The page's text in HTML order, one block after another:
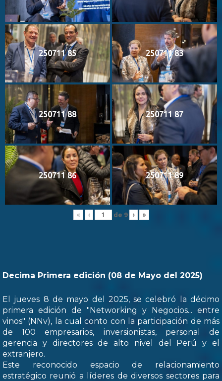
250711 85 250711 83
250711 88 250711 87
250711 86 250711 89
« ‹ de 9 › »
Decima Primera edición (08 de Mayo del 2025)
El jueves 8 de mayo del 2025, se celebró la décimo
primera edición de "Networking y Negocios... entre
vinos" (NNv), la cual conto con la participación de más
de 100 empresarios, inversionistas, personal de
gerencia y directores de alto nivel del Perú y el
extranjero.
Este reconocido espacio de relacionamiento
estratégico reunió a líderes de diversos sectores para